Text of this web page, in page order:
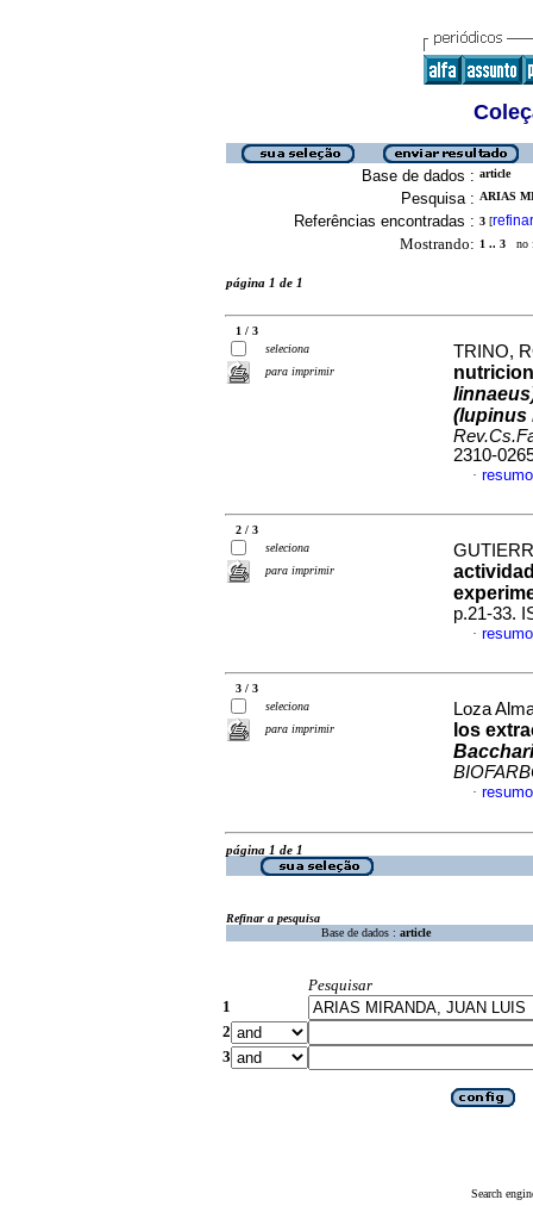
Base de dados : article
Pesquisa : ARIAS
Referências encontradas : 3 [refinar
Mostrando: 1 .. 3 no
página 1 de 1
1 / 3
seleciona
para imprimir
TRINO,
(lupinus
2310-
·
2 / 3
seleciona
para imprimir
p.21-33.
·
3 / 3
seleciona
para imprimir
Loza
los
·
página 1 de 1
Refinar a pesquisa
Base de dados : article
Pesquisar
1
2
3
Search